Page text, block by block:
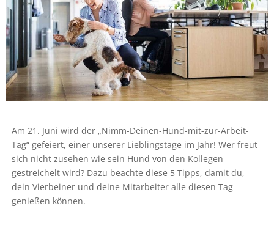
Am 21. Juni wird der „Nimm-Deinen-Hund-mit-zur-Arbeit-
Tag“ gefeiert, einer unserer Lieblingstage im Jahr! Wer freut
sich nicht zusehen wie sein Hund von den Kollegen
gestreichelt wird? Dazu beachte diese 5 Tipps, damit du,
dein Vierbeiner und deine Mitarbeiter alle diesen Tag
genießen können.